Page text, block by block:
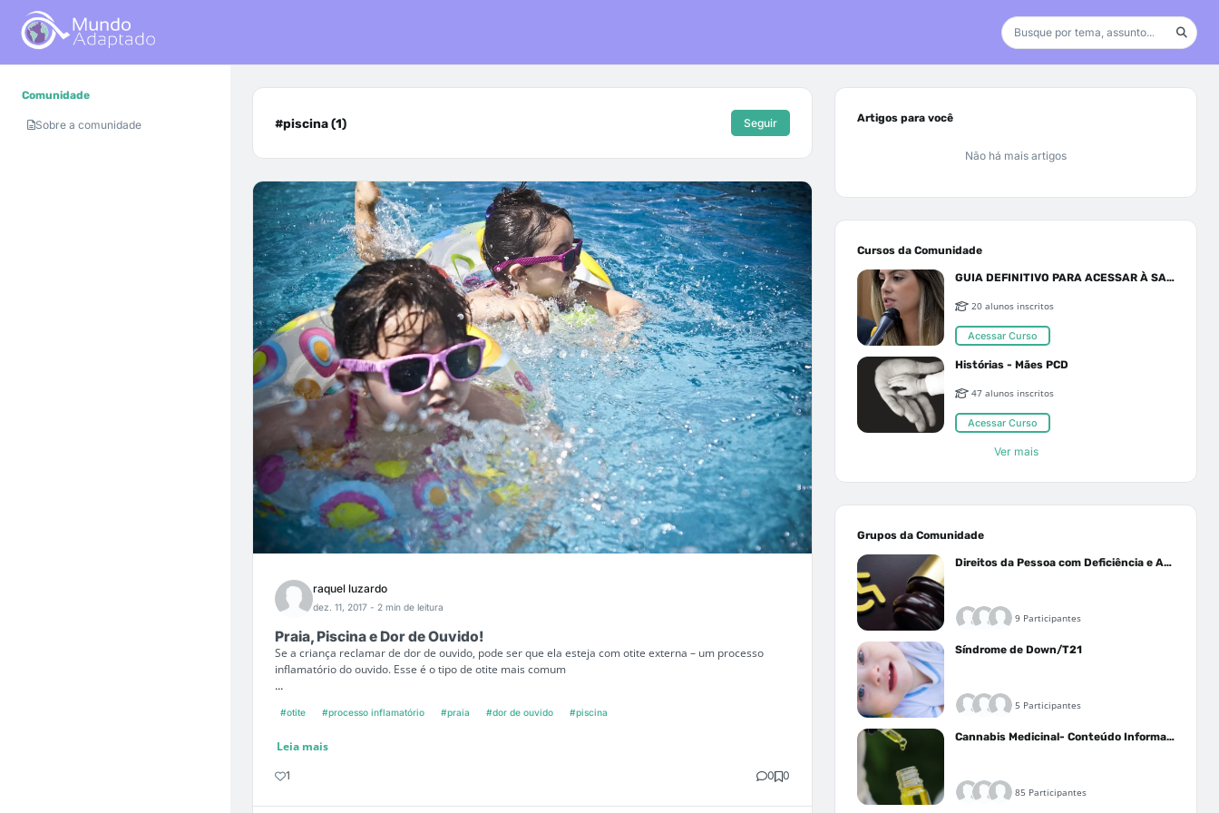
Comunidade
Sobre a comunidade #piscina (1) Seguir
raquel luzardo
dez. 11, 2017 - 2 min de leitura
Praia, Piscina e Dor de Ouvido!
Se a criança reclamar de dor de ouvido, pode ser que ela esteja com otite externa – um processo
inflamatório do ouvido. Esse é o tipo de otite mais comum
...
#otite #processo inflamatório #praia #dor de ouvido #piscina
Leia mais
1 0 0
Artigos para você
Não há mais artigos
Cursos da Comunidade
GUIA DEFINITIVO PARA ACESSAR À SAÚDE PELO SUS OU PLANO DE SAÚDE
20 alunos inscritos
Acessar Curso
Histórias - Mães PCD
47 alunos inscritos
Acessar Curso
Ver mais
Grupos da Comunidade
Direitos da Pessoa com Deficiência e Autistas
9 Participantes
Síndrome de Down/T21
5 Participantes
Cannabis Medicinal- Conteúdo Informativo
85 Participantes